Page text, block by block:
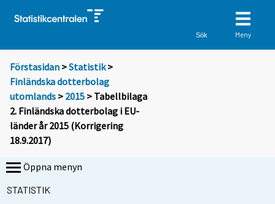
Sök Meny
Förstasidan >Statistik >
Finländska dotterbolag
utomlands > 2015 > Tabellbilaga
2. Finländska dotterbolag i EU-
länder år 2015 (Korrigering
18.9.2017)
Öppna menyn
STATISTIK